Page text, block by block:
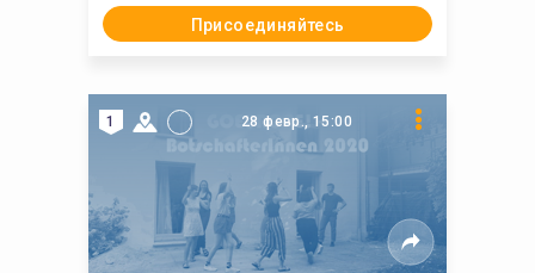
Присоединяйтесь
1 28 февр., 15:00